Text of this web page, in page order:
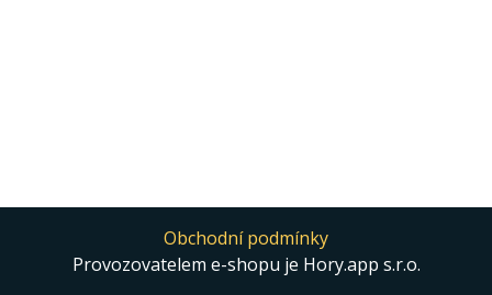
Obchodní podmínky
Provozovatelem e-shopu je Hory.app s.r.o.